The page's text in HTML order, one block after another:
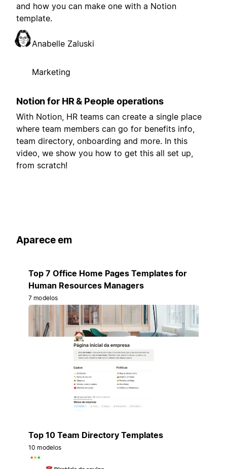
and how you can make one with a Notion
template.
Anabelle Zaluski
Marketing
Notion for HR & People operations
With Notion, HR teams can create a single place
where team members can go for benefits info,
team directory, onboarding and more. In this
video, we show you how to get this all set up,
from scratch!
Aparece em
Top 7 Office Home Pages Templates for
Human Resources Managers
7 modelos
Top 10 Team Directory Templates
10 modelos